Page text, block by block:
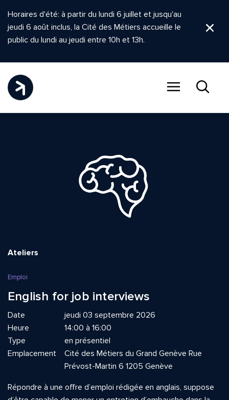
Horaires d'été: à partir du lundi 6 juillet et jusqu'au
jeudi 6 août inclus, la Cité des Métiers accueille le
public du lundi au jeudi entre 10h et 13h.
Ateliers
Emploi
English for job interviews
Date
jeudi 03 septembre 2026
Heure
14:00 à 16:00
Type
en présentiel
Emplacement
Cité des Métiers du Grand Genève Rue
Prévost-Martin 6 1205 Genève
Répondre à une offre d’emploi rédigée en anglais, suppose